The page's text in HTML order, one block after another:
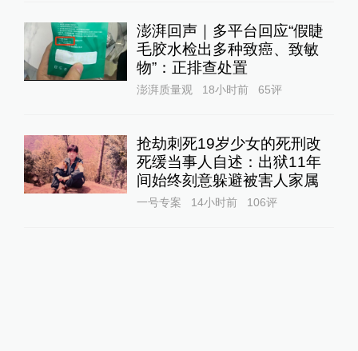
澎湃回声｜多平台回应“假睫
毛胶水检出多种致癌、致敏
物”：正排查处置
澎湃质量观 18小时前 65评
抢劫刺死19岁少女的死刑改
死缓当事人自述：出狱11年
间始终刻意躲避被害人家属
一号专案 14小时前 106评